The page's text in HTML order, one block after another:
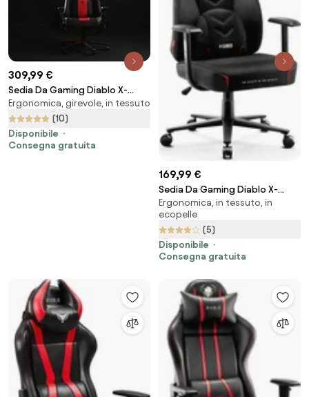
309,99 €
Sedia Da Gaming Diablo X-
Player 2.0 In Materiale King Size:
Bianco-Nero
Ergonomica, girevole, in tessuto
(10)
Disponibile
Consegna gratuita
169,99 €
Sedia Da Gaming Diablo X-
Gamer 2.0 Normal Size: Dark
obsidian
Ergonomica, in tessuto, in
ecopelle
(5)
Disponibile
Consegna gratuita